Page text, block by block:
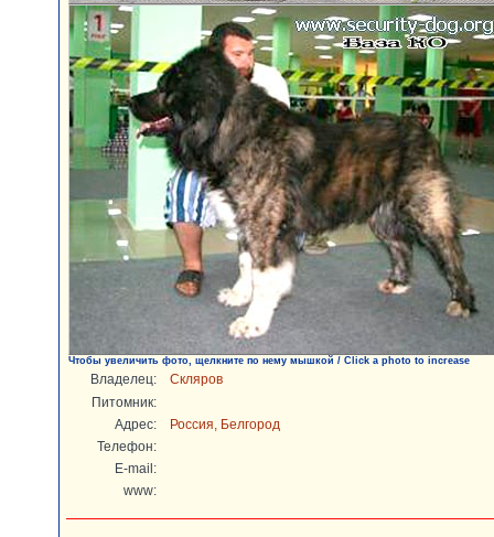
Чтобы увеличить фото, щелкните по нему мышкой / Click a photo to increase
Владелец:
Скляров
Питомник:
Адрес:
Россия, Белгород
Телефон:
E-mail:
www: